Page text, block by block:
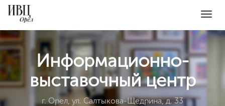
Информационно-
выставочный центр
г. Орел, ул. Салтыкова-Щедрина, д. 33